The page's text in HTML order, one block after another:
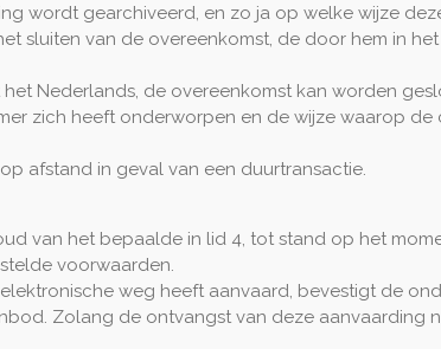
wordt gearchiveerd, en zo ja op welke wijze
sluiten van de overeenkomst, de door hem in
Nederlands, de overeenkomst kan worden
zich heeft onderworpen en de wijze waarop
afstand in geval van een duurtransactie.
van het bepaalde in lid 4, tot stand op het
voorwaarden.
weg heeft aanvaard, bevestigt de
Zolang de ontvangst van deze aanvaarding